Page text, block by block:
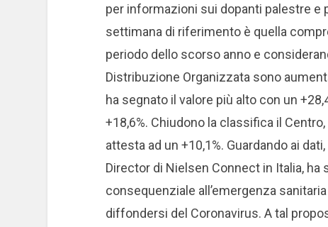
per informazioni sui dopanti palestre
settimana di riferimento è quella
periodo dello scorso anno e
Distribuzione Organizzata sono
ha segnato il valore più alto con un
+18,6%. Chiudono la classifica il
attesta ad un +10,1%. Guardando ai
Director di Nielsen Connect in Italia,
consequenziale all’emergenza
diffondersi del Coronavirus. A tal